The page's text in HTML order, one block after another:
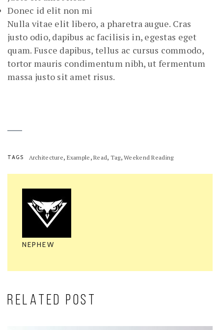
Donec id elit non mi
Nulla vitae elit libero, a pharetra augue. Cras
justo odio, dapibus ac facilisis in, egestas eget
quam. Fusce dapibus, tellus ac cursus commodo,
tortor mauris condimentum nibh, ut fermentum
massa justo sit amet risus.
TAGS Architecture, Example ,Read, Tag,Weekend Reading
NEPHEW
RELATED POST